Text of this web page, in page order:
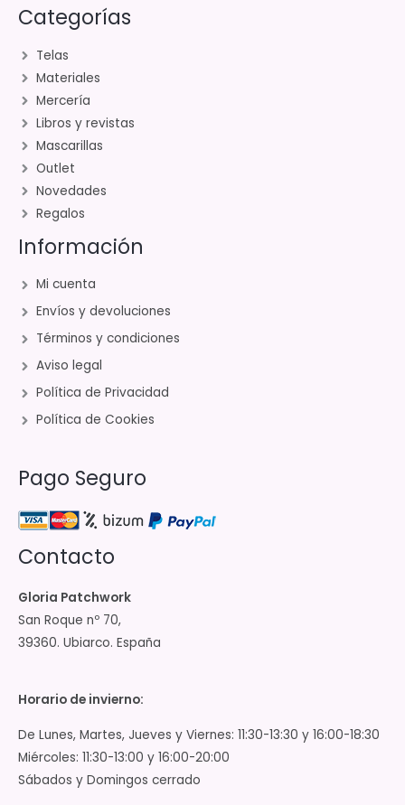
Categorías
Telas
Materiales
Mercería
Libros y revistas
Mascarillas
Outlet
Novedades
Regalos
Información
Mi cuenta
Envíos y devoluciones
Términos y condiciones
Aviso legal
Política de Privacidad
Política de Cookies
Pago Seguro
Contacto
Gloria Patchwork
San Roque nº 70,
39360. Ubiarco. España
Horario de invierno:
De Lunes, Martes, Jueves y Viernes: 11:30-13:30 y 16:00-18:30
Miércoles: 11:30-13:00 y 16:00-20:00
Sábados y Domingos cerrado